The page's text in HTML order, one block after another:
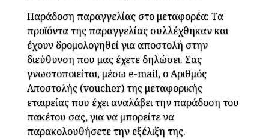
Παράδοση παραγγελίας στο μεταφορέα: Τα
προϊόντα της παραγγελίας συλλέχθηκαν και
έχουν δρομολογηθεί για αποστολή στην
διεύθυνση που μας έχετε δηλώσει. Σας
γνωστοποιείται, μέσω e-mail, ο Αριθμός
Αποστολής (voucher) της μεταφορικής
εταιρείας που έχει αναλάβει την παράδοση του
πακέτου σας, για να μπορείτε να
παρακολουθήσετε την εξέλιξη της.